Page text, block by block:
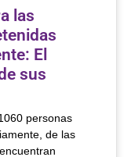
las
El
sus
personas
de las